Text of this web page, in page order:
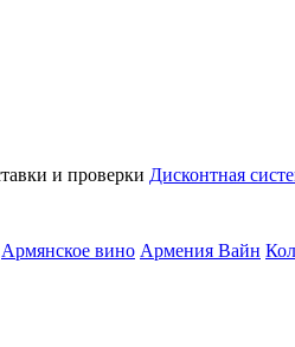
и проверки Дисконтная
Армянское вино Армения Вайн